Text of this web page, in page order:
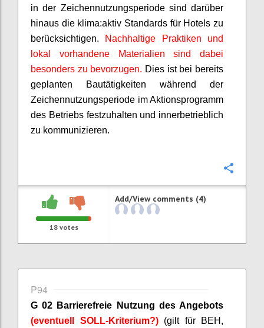
in der Zeichennutzungsperiode sind darüber
hinaus die klima:aktiv Standards für Hotels zu
berücksichtigen. Nachhaltige Praktiken und
lokal vorhandene Materialien sind dabei
besonders zu bevorzugen. Dies ist bei bereits
geplanten Bautätigkeiten während der
Zeichennutzungsperiode im Aktionsprogramm
des Betriebs festzuhalten und innerbetrieblich
zu kommunizieren.
18votes
Add/View comments (4)
P94
G 02 Barrierefreie Nutzung des Angebots
(eventuell SOLL-Kriterium?)(gilt für BEH,